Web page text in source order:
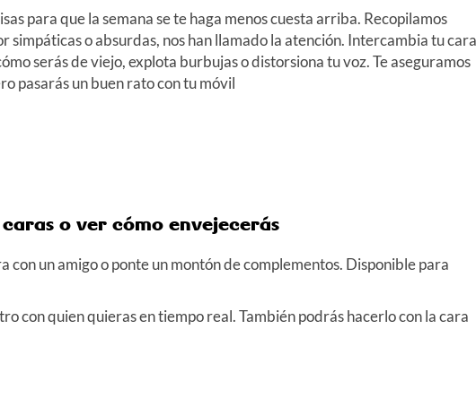
para que la semana se te haga menos cuesta arriba. Recopilamos
simpáticas o absurdas, nos han llamado la atención. Intercambia tu cara
serás de viejo, explota burbujas o distorsiona tu voz. Te aseguramos
pasarás un buen rato con tu móvil
o ver cómo envejecerás
con un amigo o ponte un montón de complementos. Disponible para
con quien quieras en tiempo real. También podrás hacerlo con la cara